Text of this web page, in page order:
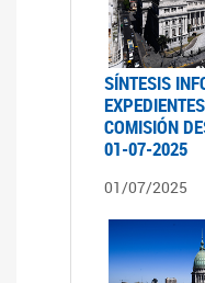
SÍNTESIS
COMISIÓN
01-07-2025
01/07/2025